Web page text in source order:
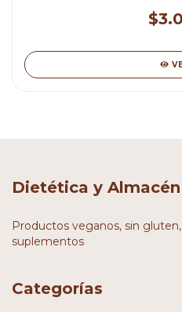
Dietética y
Productos veganos, sin
suplementos
Categorías